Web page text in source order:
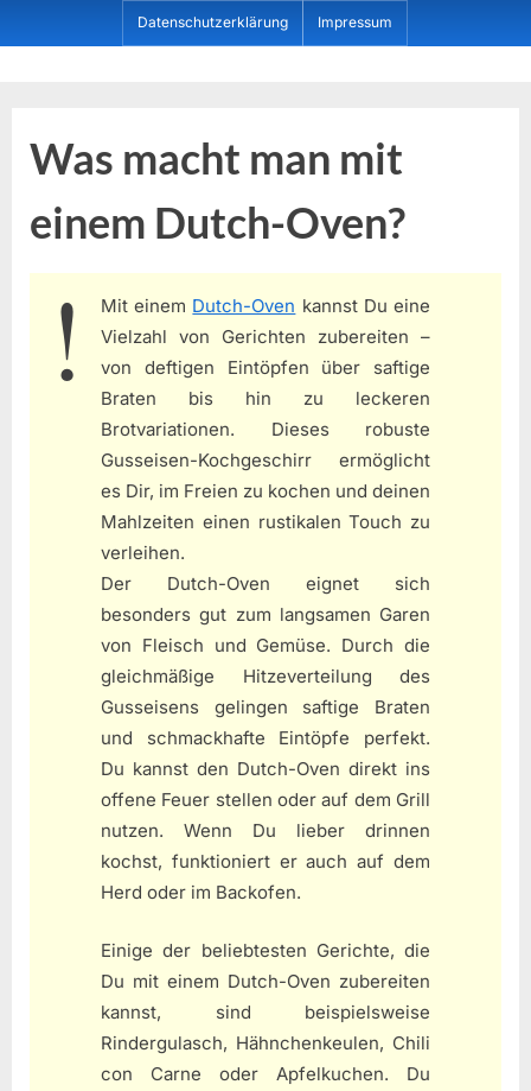
to
Datenschutzerklärung Impressum
Was macht man mit
einem Dutch-Oven?
Mit einem Dutch-Oven kannst Du eine
Vielzahl von Gerichten zubereiten –
von deftigen Eintöpfen über saftige
Braten bis hin zu leckeren
Brotvariationen. Dieses robuste
Gusseisen-Kochgeschirr ermöglicht
es Dir, im Freien zu kochen und deinen
Mahlzeiten einen rustikalen Touch zu
verleihen.
Der Dutch-Oven eignet sich
besonders gut zum langsamen Garen
von Fleisch und Gemüse. Durch die
gleichmäßige Hitzeverteilung des
Gusseisens gelingen saftige Braten
und schmackhafte Eintöpfe perfekt.
Du kannst den Dutch-Oven direkt ins
offene Feuer stellen oder auf dem Grill
nutzen. Wenn Du lieber drinnen
kochst, funktioniert er auch auf dem
Herd oder im Backofen.
Einige der beliebtesten Gerichte, die
Du mit einem Dutch-Oven zubereiten
kannst, sind beispielsweise
Rindergulasch, Hähnchenkeulen, Chili
con Carne oder Apfelkuchen. Du